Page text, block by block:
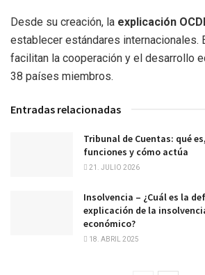
Desde su creación, la explicación
establecer estándares internacionales.
facilitan la cooperación y el desarrollo
38 países miembros.
Entradas relacionadas
Tribunal de Cuentas: qué
funciones y cómo actúa
21. JULIO 2026
Insolvencia – ¿Cuál es la
explicación de la
económico?
18. ABRIL 2025